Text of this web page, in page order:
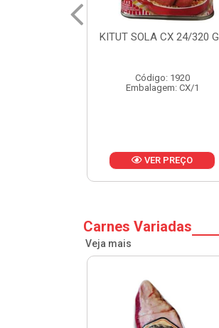
MOLHO VERDE D'AJUDA
Código: 13751
Embalagem: CX/1
VER PREÇO
Carnes Variadas
Veja mais